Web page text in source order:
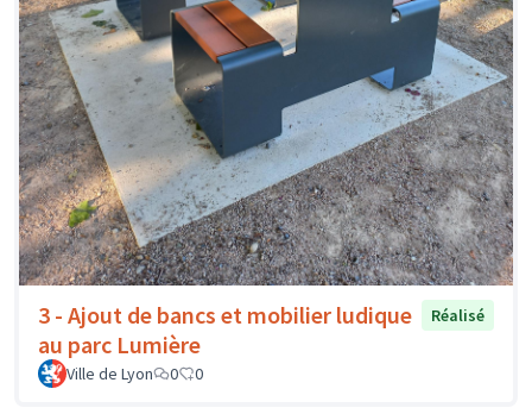
3 - Ajout de bancs et mobilier ludique
au parc Lumière
Réalisé
Ville de Lyon 0 0